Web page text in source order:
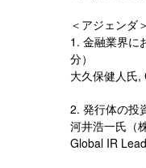
＜アジェンダ＞
1. 金融業界に
分）
大久保健人氏,
2. 発行体の投
河井浩一氏（
Global IR Lead